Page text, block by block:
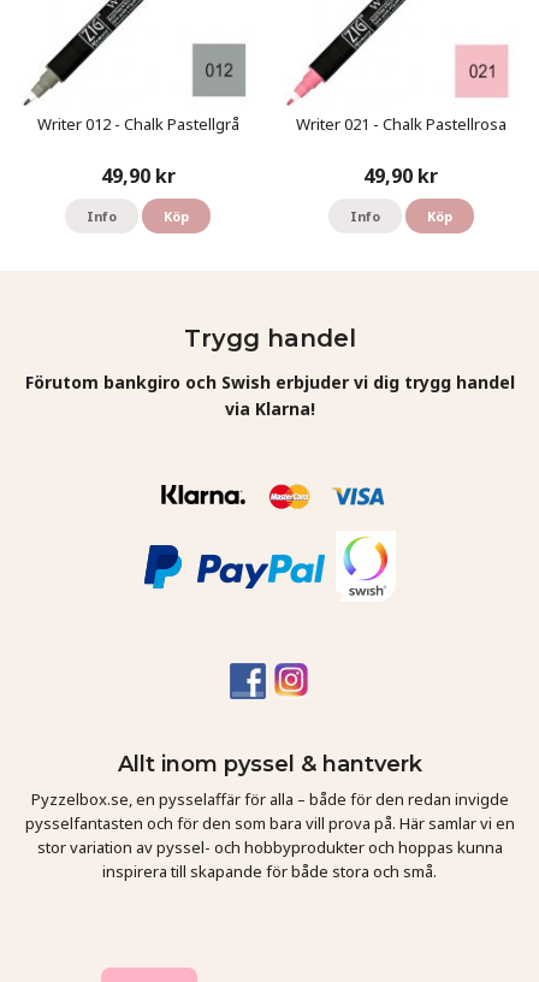
Writer 012 - Chalk Pastellgrå
49,90 kr
Info Köp
Writer 021 - Chalk Pastellrosa
49,90 kr
Info Köp
Trygg handel
Förutom bankgiro och Swish erbjuder vi dig trygg handel
via Klarna!
Allt inom pyssel & hantverk
Pyzzelbox.se, en pysselaffär för alla – både för den redan invigde
pysselfantasten och för den som bara vill prova på. Här samlar vi en
stor variation av pyssel- och hobbyprodukter och hoppas kunna
inspirera till skapande för både stora och små.